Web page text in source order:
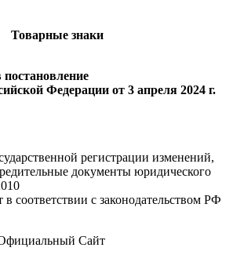
Товарные знаки
Федерации от 3 апреля 2024 г.
регистрации изменений,
документы юридического
соответствии с законодательством РФ
Официальный Сайт